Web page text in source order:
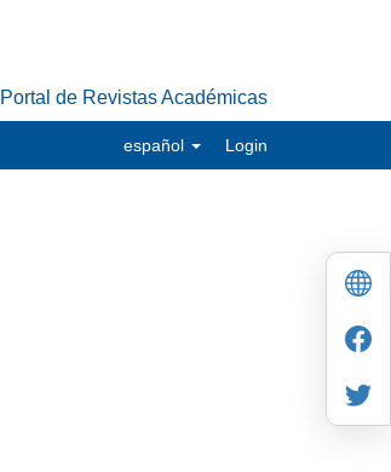
Portal de Revistas Académicas
español Login